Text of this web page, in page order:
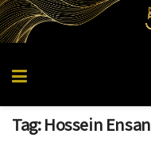
Tag:Hossein Ensan